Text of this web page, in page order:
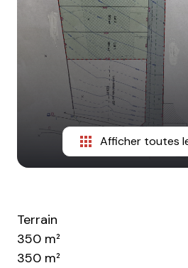
Afficher toutes
Terrain
350 m²
350 m²